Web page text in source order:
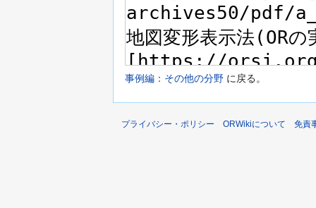
事例編：その他の分野 に戻る。
プライバシー・ポリシー ORWikiについて 免責